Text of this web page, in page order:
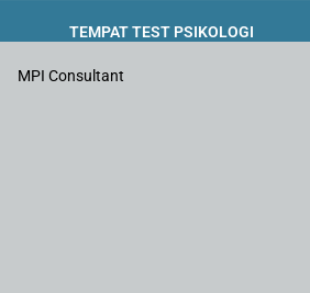
TEMPAT TEST PSIKOLOGI
MPI Consultant